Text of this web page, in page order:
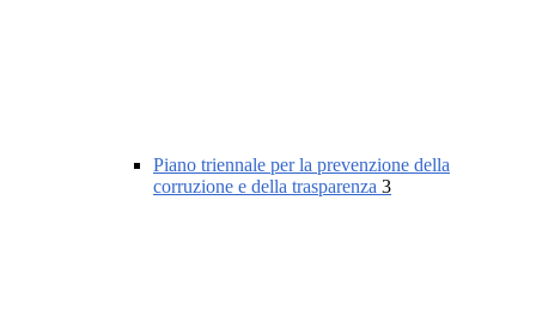
Piano triennale per la prevenzione della
corruzione e della trasparenza 3